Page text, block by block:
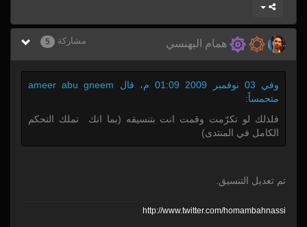
همام البهنسي مشاركة 5
وفي 03 نوفمبر 2009 01:09 م، قال ameer abu gneem
متحمساً:
فلذلك لو تكرّمت وقمت انت بتنسيقه (بما انك تملك التحكم
الكامل في المنتدى)
تم تعديل التنسيق.
http://www.twitter.com/homambahnassi